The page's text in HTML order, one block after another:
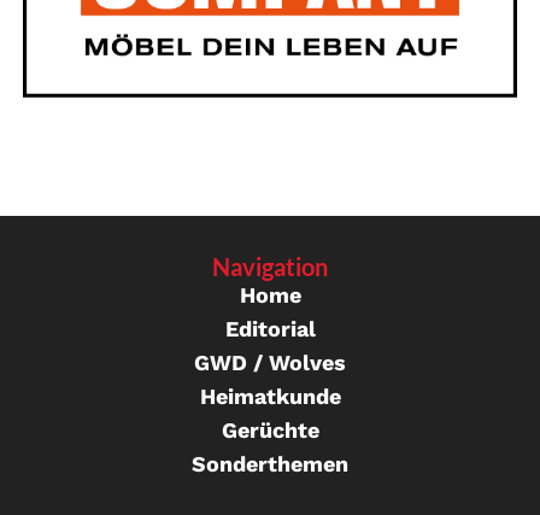
Navigation
Home
Editorial
GWD / Wolves
Heimatkunde
Gerüchte
Sonderthemen